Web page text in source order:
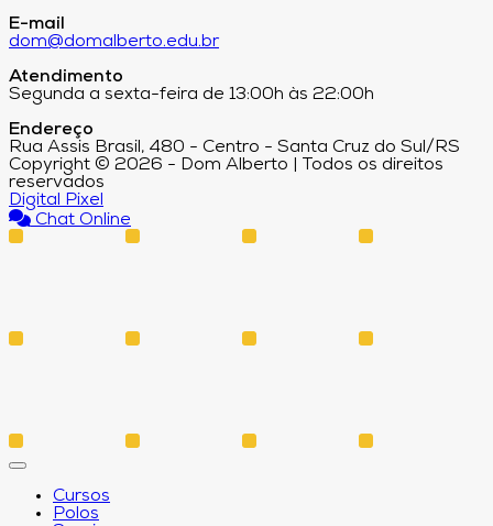
E-mail
dom@domalberto.edu.br
Atendimento
Segunda a sexta-feira de 13:00h às 22:00h
Endereço
Rua Assis Brasil, 480 - Centro - Santa Cruz do Sul/RS
Copyright © 2026 - Dom Alberto | Todos os direitos
reservados
Digital Pixel
Chat Online
Cursos
Polos